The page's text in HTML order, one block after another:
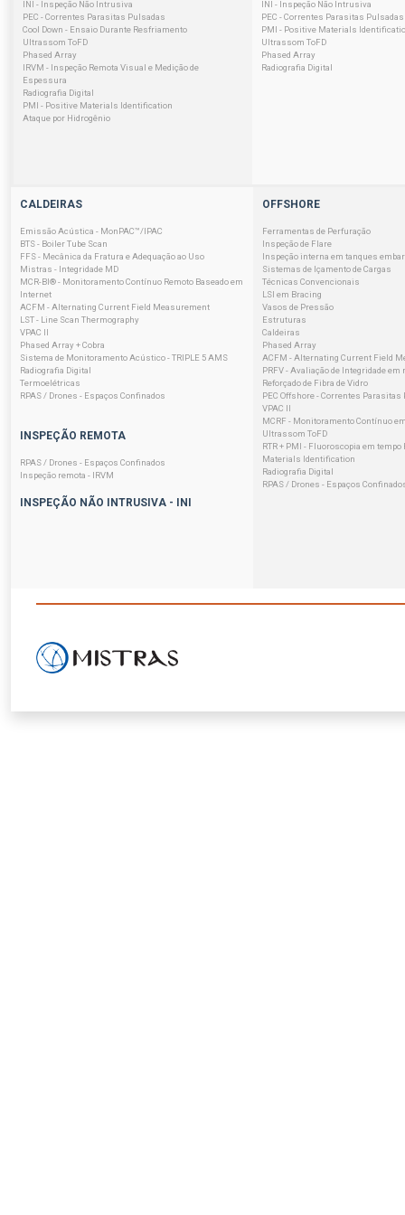
INI - Inspeção Não Intrusiva
PEC - Correntes Parasitas Pulsadas
Cool Down - Ensaio Durante Resfriamento
Ultrassom ToFD
Phased Array
IRVM - Inspeção Remota Visual e Medição de
Espessura
Radiografia Digital
PMI - Positive Materials Identification
Ataque por Hidrogênio
INI - Inspeção Não Intrusiva
PEC - Correntes Parasitas Pulsadas
PMI - Positive Materials
Ultrassom ToFD
Phased Array
Radiografia Digital
CALDEIRAS
Emissão Acústica - MonPAC™/IPAC
BTS - Boiler Tube Scan
FFS - Mecânica da Fratura e Adequação ao Uso
Mistras - Integridade MD
MCR-BI® - Monitoramento Contínuo Remoto Baseado em
Internet
ACFM - Alternating Current Field Measurement
LST - Line Scan Thermography
VPAC II
Phased Array + Cobra
Sistema de Monitoramento Acústico - TRIPLE 5 AMS
Radiografia Digital
Termoelétricas
RPAS / Drones - Espaços Confinados
INSPEÇÃO REMOTA
RPAS / Drones - Espaços Confinados
Inspeção remota - IRVM
INSPEÇÃO NÃO INTRUSIVA - INI
OFFSHORE
Ferramentas de Perfuração
Inspeção de Flare
Inspeção interna em tanques
Sistemas de Içamento de Cargas
Técnicas Convencionais
LSI em Bracing
Vasos de Pressão
Estruturas
Caldeiras
Phased Array
ACFM - Alternating Current Field
PRFV - Avaliação de Integridade
Reforçado de Fibra de Vidro
PEC Offshore - Correntes Parasitas
VPAC II
MCRF - Monitoramento Contínuo
Ultrassom ToFD
RTR + PMI - Fluoroscopia em tempo
Materials Identification
Radiografia Digital
RPAS / Drones - Espaços